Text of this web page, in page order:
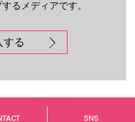
るメディアです。
する
SNS